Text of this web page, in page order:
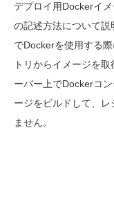
デプロイ用Dockerイ
の記述方法について説
でDockerを使用する
トリからイメージを取
ーバー上でDockerコ
ージをビルドして、
ません。